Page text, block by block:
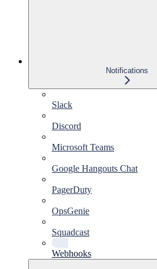
Notifications
Slack
Discord
Microsoft Teams
Google Hangouts Chat
PagerDuty
OpsGenie
Squadcast
Webhooks